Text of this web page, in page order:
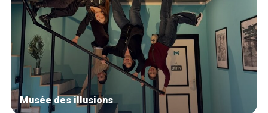
Musée des illusions